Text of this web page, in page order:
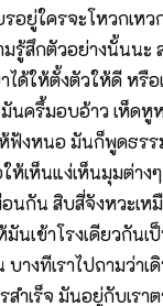
อยู่ใครจะโหวกเห
สึกตัวอย่างนั้นนะ
ได้ให้ตั้งตัวให้ดี ห
นครึ้มอบอ้าว เห็ด
ฟังหนอ มันก็พูดธร
ห้เห็นแง่เห็นมุมต่
อนกัน สิบสี่จังหวะ
เข้าโรงเดียวกัน
งทีเราไปถามว่า
ำเร็จ มันอยู่กับเราต